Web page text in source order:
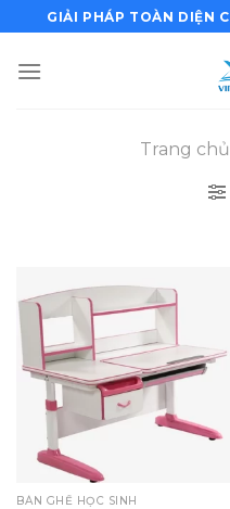
qua
nội
GIẢI PHÁP TOÀN DIỆN
Trang chủ
BÀN GHẾ HỌC SINH